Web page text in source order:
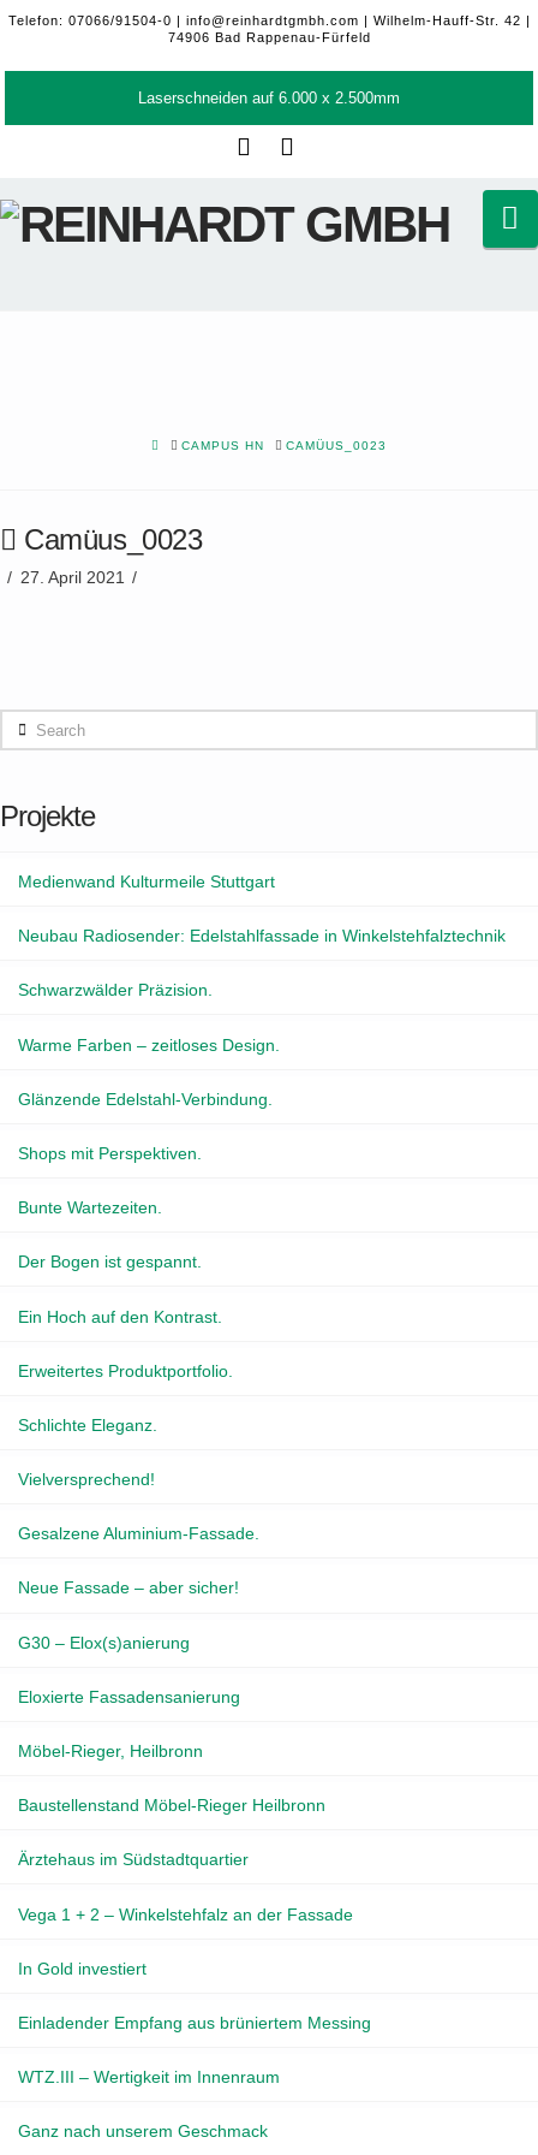
Telefon: 07066/91504-0 | info@reinhardtgmbh.com | Wilhelm-Hauff-Str. 42 |
74906 Bad Rappenau-Fürfeld
Laserschneiden auf 6.000 x 2.500mm
HOMECAMPUS HN CAMÜUS_0023
Camüus_0023
27. April 2021
Search
Projekte
Medienwand Kulturmeile Stuttgart
Neubau Radiosender: Edelstahlfassade in Winkelstehfalztechnik
Schwarzwälder Präzision.
Warme Farben – zeitloses Design.
Glänzende Edelstahl-Verbindung.
Shops mit Perspektiven.
Bunte Wartezeiten.
Der Bogen ist gespannt.
Ein Hoch auf den Kontrast.
Erweitertes Produktportfolio.
Schlichte Eleganz.
Vielversprechend!
Gesalzene Aluminium-Fassade.
Neue Fassade – aber sicher!
G30 – Elox(s)anierung
Eloxierte Fassadensanierung
Möbel-Rieger, Heilbronn
Baustellenstand Möbel-Rieger Heilbronn
Ärztehaus im Südstadtquartier
Vega 1 + 2 – Winkelstehfalz an der Fassade
In Gold investiert
Einladender Empfang aus brüniertem Messing
WTZ.III – Wertigkeit im Innenraum
Ganz nach unserem Geschmack